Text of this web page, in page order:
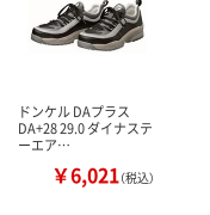
ドンケル DAプラス
DA+28 29.0 ダイナステ
ーエア…
￥6,021（税込）